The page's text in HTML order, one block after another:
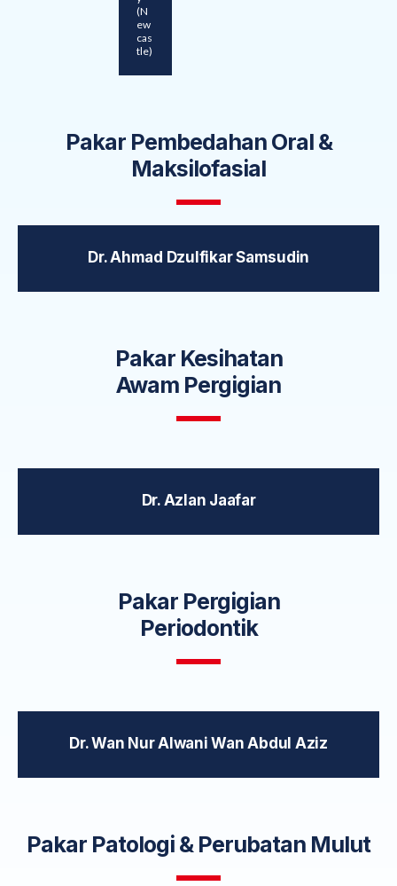
(N
ew
cas
tle)
Pakar Pembedahan Oral &
Maksilofasial
Dr. Ahmad Dzulfikar Samsudin
Pakar Kesihatan
Awam Pergigian
Dr. Azlan Jaafar
Pakar Pergigian
Periodontik
Dr. Wan Nur Alwani Wan Abdul Aziz
Pakar Patologi & Perubatan Mulut